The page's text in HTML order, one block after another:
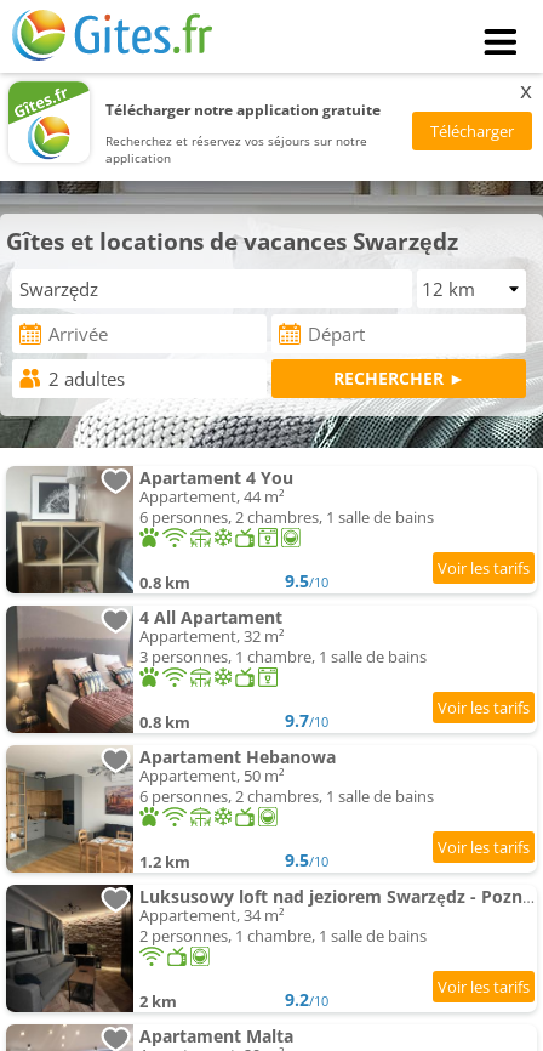
Télécharger notre application gratuite
Recherchez et réservez vos séjours sur notre
application
x
Gîtes et locations de vacances Swarzędz
Apartament 4 You
Appartement, 44 m²
6 personnes, 2 chambres, 1 salle de bains
0.8 km 9.5/10
4 All Apartament
Appartement, 32 m²
3 personnes, 1 chambre, 1 salle de bains
0.8 km 9.7/10
Apartament Hebanowa
Appartement, 50 m²
6 personnes, 2 chambres, 1 salle de bains
1.2 km 9.5/10
Luksusowy loft nad jeziorem Swarzędz - Poznań TV wi-fi pralko-suszarka piekarnik
Appartement, 34 m²
2 personnes, 1 chambre, 1 salle de bains
2 km 9.2/10
Apartament Malta